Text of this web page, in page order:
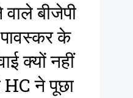
बीजेपी
के
क्यों नहीं
HC ने पूछा